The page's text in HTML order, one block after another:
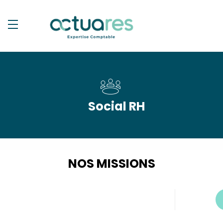
Social RH
NOS MISSIONS